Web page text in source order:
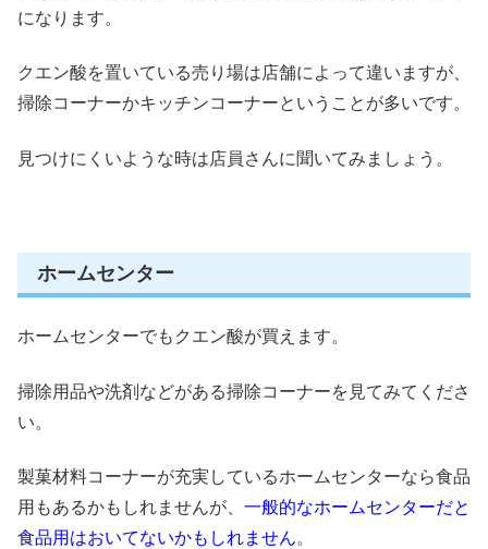
になります。
クエン酸を置いている売り場は店舗によって違いますが、
掃除コーナーかキッチンコーナーということが多いです。
見つけにくいような時は店員さんに聞いてみましょう。
ホームセンター
ホームセンターでもクエン酸が買えます。
掃除用品や洗剤などがある掃除コーナーを見てみてくださ
い。
製菓材料コーナーが充実しているホームセンターなら食品
用もあるかもしれませんが、 一般的なホームセンターだと
食品用はおいてないかもしれません。